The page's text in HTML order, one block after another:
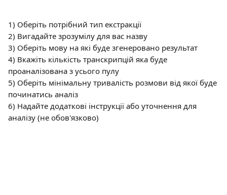
1) Оберіть потрібний тип екстракції
2) Вигадайте зрозумілу для вас назву
3) Оберіть мову на які буде згенеровано результат
4) Вкажіть кількість транскрипцій яка буде
проаналізована з усього пулу
5) Оберіть мінімальну тривалість розмови від якої буде
починатись аналіз
6) Надайте додаткові інструкції або уточнення для
аналізу (не обов'язково)